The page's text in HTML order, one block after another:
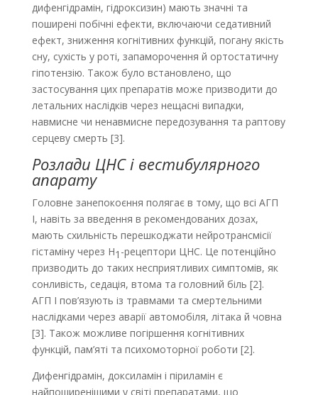
дифенгідрамін, гідроксизин) мають значні та
поширені побічні ефекти, включаючи седативний
ефект, зниження когнітивних функцій, погану якість
сну, сухість у роті, запаморочення й ортостатичну
гіпотензію. Також було встановлено, що
застосування цих препаратів може призводити до
летальних наслідків через нещасні випадки,
навмисне чи ненавмисне передозування та раптову
серцеву смерть [3].
Розлади ЦНС і вестибулярного
апарату
Головне занепокоєння полягає в тому, що всі АГП
І, навіть за введення в рекомендованих дозах,
мають схильність перешкоджати нейротрансмісії
гістаміну через H1 -рецептори ЦНС. Це потенційно
призводить до таких несприятливих симптомів, як
сонливість, седація, втома та головний біль [2].
АГП І пов’язують із травмами та смертельними
наслідками через аварії автомобіля, літака й човна
[3]. Також можливе погіршення когнітивних
функцій, пам’яті та психомоторної роботи [2].
Дифенгідрамін, доксиламін і піриламін є
найпоширенішими у світі препаратами, що